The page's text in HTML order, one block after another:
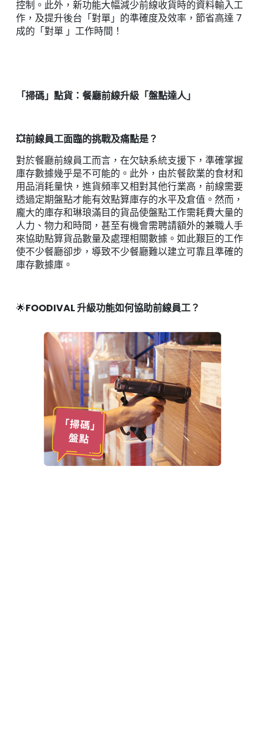
控制。此外，新功能大幅減少前線收貨時的資料輸入工
作，及提升後台「對單」的準確度及效率，節省高達 7
成的 「對單 」 工作時間！
「掃碼」點貨：餐廳前線升級「盤點達人」
💥前線員工面臨的挑戰及痛點是？
對於餐廳前線員工而言，在欠缺系統支援下，準確掌握
庫存數據幾乎是不可能的。此外，由於餐飲業的食材和
用品消耗量快，進貨頻率又相對其他行業高，前線需要
透過定期盤點才能有效點算庫存的水平及倉值。然而，
龐大的庫存和琳琅滿目的貨品使盤點工作需耗費大量的
人力、物力和時間，甚至有機會需聘請額外的兼職人手
來協助點算貨品數量及處理相關數據。如此艱巨的工作
使不少餐廳卻步，導致不少餐廳難以建立可靠且準確的
庫存數據庫。
🌟FOODIVAL 升級功能如何協助前線員工？